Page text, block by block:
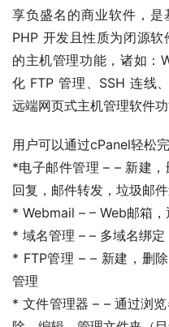
享负盛名的商业软件，
PHP 开发且性质为闭源
的主机管理功能，诸如：
化 FTP 管理、SSH 连线
远端网页式主机管理软件功
用户可以通过cPanel轻松
*电子邮件管理 – – 新建
回复，邮件转发，垃圾邮
* Webmail – – Web邮箱
* 域名管理 – – 多域名绑
* FTP管理 – – 新建，删
管理
* 文件管理器 – – 通过浏